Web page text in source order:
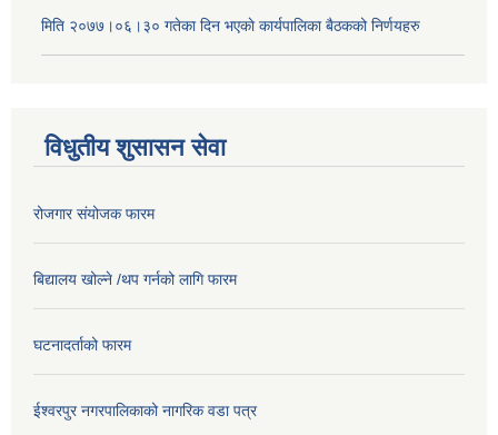
मिति २०७७।०६।३० गतेका दिन भएकाे कार्यपालिका बैठकको निर्णयहरु
विधुतीय शुसासन सेवा
रोजगार संयोजक फारम
बिद्यालय खोल्ने /थप गर्नको लागि फारम
घटनादर्ताको फारम
ईश्वरपुर नगरपालिकाको नागरिक वडा पत्र